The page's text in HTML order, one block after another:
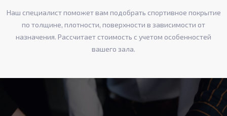
Наш специалист поможет вам подобрать спортивное покрытие
по толщине, плотности, поверхности в зависимости от
назначения. Рассчитает стоимость с учетом особенностей
вашего зала.